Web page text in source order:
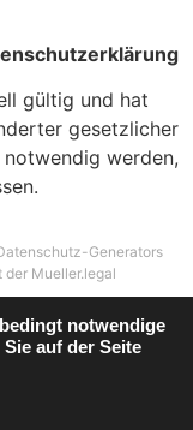
gültig und hat
gesetzlicher
werden,
Generators
der Mueller.legal
notwendige
auf der Seite
Cookie-Banner